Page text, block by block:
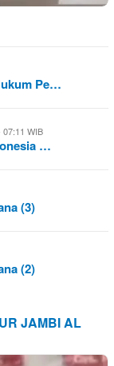
Pe…
07:11 WIB
…
(3)
(2)
JAMBI AL